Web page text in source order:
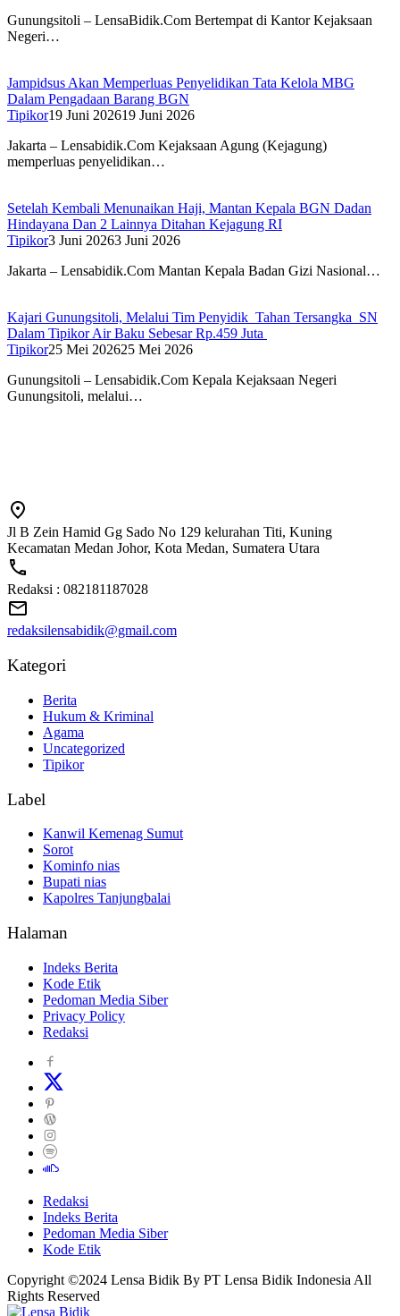
Gunungsitoli – LensaBidik.Com Bertempat di Kantor Kejaksaan
Negeri…
Jampidsus Akan Memperluas Penyelidikan Tata Kelola MBG
Dalam Pengadaan Barang BGN
Tipikor19 Juni 202619 Juni 2026
Jakarta – Lensabidik.Com Kejaksaan Agung (Kejagung)
memperluas penyelidikan…
Setelah Kembali Menunaikan Haji, Mantan Kepala BGN Dadan
Hindayana Dan 2 Lainnya Ditahan Kejagung RI
Tipikor3 Juni 20263 Juni 2026
Jakarta – Lensabidik.Com Mantan Kepala Badan Gizi Nasional…
Kajari Gunungsitoli, Melalui Tim Penyidik Tahan Tersangka SN
Dalam Tipikor Air Baku Sebesar Rp.459 Juta
Tipikor25 Mei 202625 Mei 2026
Gunungsitoli – Lensabidik.Com Kepala Kejaksaan Negeri
Gunungsitoli, melalui…
Jl B Zein Hamid Gg Sado No 129 kelurahan Titi, Kuning
Kecamatan Medan Johor, Kota Medan, Sumatera Utara
Redaksi : 082181187028
redaksilensabidik@gmail.com
Kategori
Berita
Hukum & Kriminal
Agama
Uncategorized
Tipikor
Label
Kanwil Kemenag Sumut
Sorot
Kominfo nias
Bupati nias
Kapolres Tanjungbalai
Halaman
Indeks Berita
Kode Etik
Pedoman Media Siber
Privacy Policy
Redaksi
Redaksi
Indeks Berita
Pedoman Media Siber
Kode Etik
Copyright ©2024 Lensa Bidik By PT Lensa Bidik Indonesia All
Rights Reserved